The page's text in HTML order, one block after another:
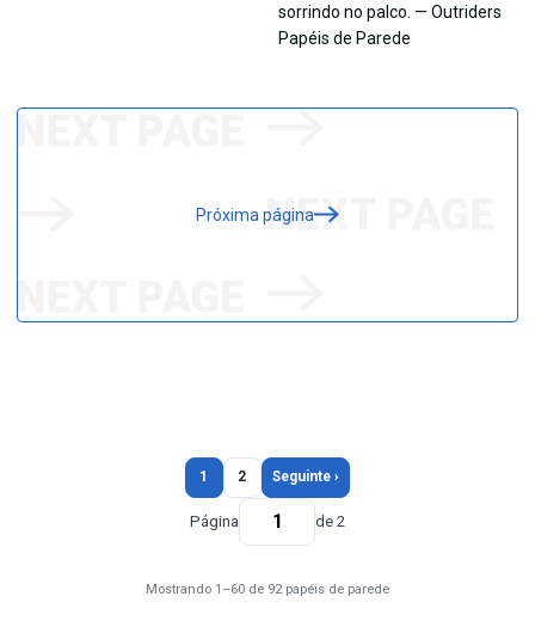
Próxima página
1 2 Seguinte ›
Página de 2
Mostrando 1–60 de 92 papéis de parede